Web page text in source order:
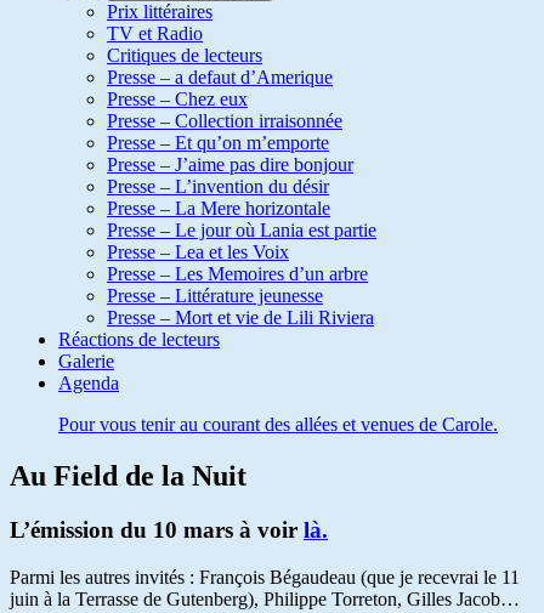
Prix littéraires
TV et Radio
Critiques de lecteurs
Presse – a defaut d’Amerique
Presse – Chez eux
Presse – Collection irraisonnée
Presse – Et qu’on m’emporte
Presse – J’aime pas dire bonjour
Presse – L’invention du désir
Presse – La Mere horizontale
Presse – Le jour où Lania est partie
Presse – Lea et les Voix
Presse – Les Memoires d’un arbre
Presse – Littérature jeunesse
Presse – Mort et vie de Lili Riviera
Réactions de lecteurs
Galerie
Agenda
Pour vous tenir au courant des allées et venues de Carole.
Au Field de la Nuit
L’émission du 10 mars à voir là.
Parmi les autres invités : François Bégaudeau (que je recevrai le 11
juin à la Terrasse de Gutenberg), Philippe Torreton, Gilles Jacob…